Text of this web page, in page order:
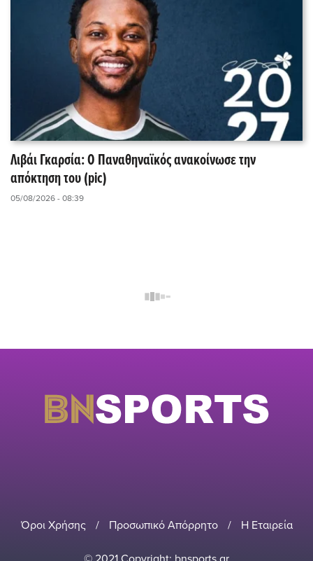
Λιβάι Γκαρσία: O Παναθηναϊκός ανακοίνωσε την
απόκτηση του (pic)
05/08/2026 - 08:39
Όροι Χρήσης / Προσωπικό Απόρρητο / Η Εταιρεία